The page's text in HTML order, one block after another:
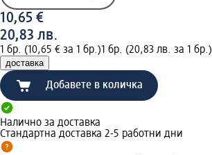
10,65 €
20,83 лв.
1 бр. (10,65 € за 1 бр.)1 бр. (20,83 лв. за 1 бр.)
доставка
Добавете в количка
Налично за доставка
Стандартна доставка 2-5 работни дни